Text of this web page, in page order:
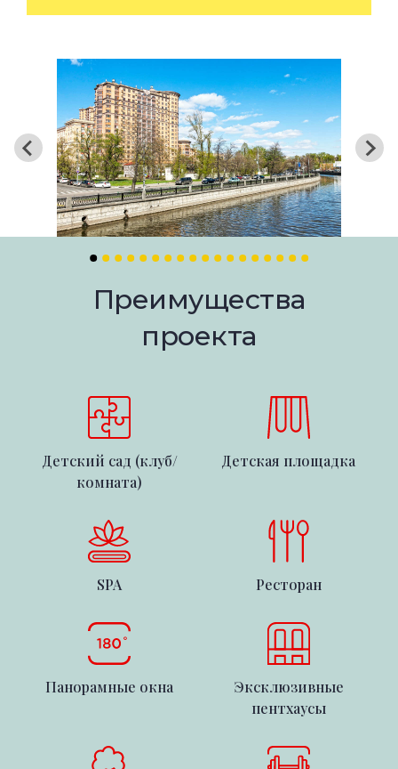
Преимущества
проекта
Детский сад (клуб/
комната)
Детская площадка
SPA Ресторан
Панорамные окна
Эксклюзивные
пентхаусы